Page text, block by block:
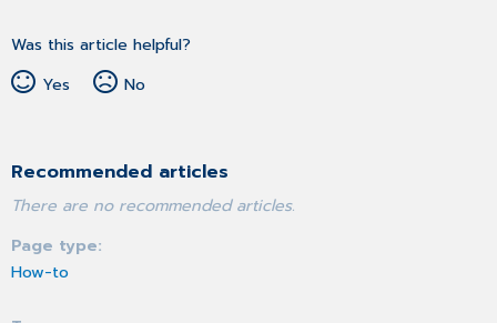
Was this article helpful?
Yes
No
Recommended articles
There are no recommended articles.
Page type
How-to